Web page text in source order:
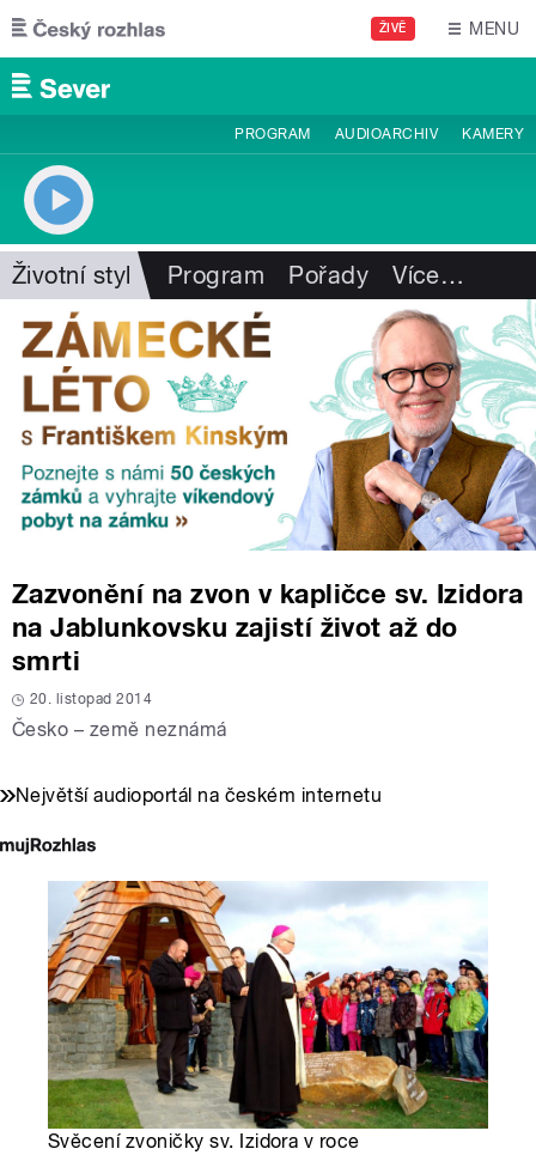
Přejít k hlavnímu obsahu
ŽIVĚ MENU
PROGRAM AUDIOARCHIV KAMERY
Životní styl Program Pořady Více…
Zazvonění na zvon v kapličce sv. Izidora
na Jablunkovsku zajistí život až do
smrti
20. listopad 2014
Česko – země neznámá
Největší audioportál na českém internetu
Svěcení zvoničky sv. Izidora v roce